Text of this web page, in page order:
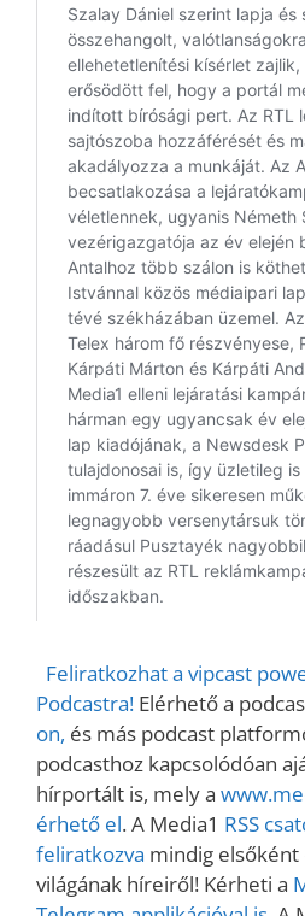
Feliratkozhat a vipcast
Podcastra! Elérhető a
on, és más podcast
podcasthoz kapcsolódóan
hírportált is, mely a
érhető el. A Media1 RSS
feliratkozva mindig
világának híreiről! Kérheti a